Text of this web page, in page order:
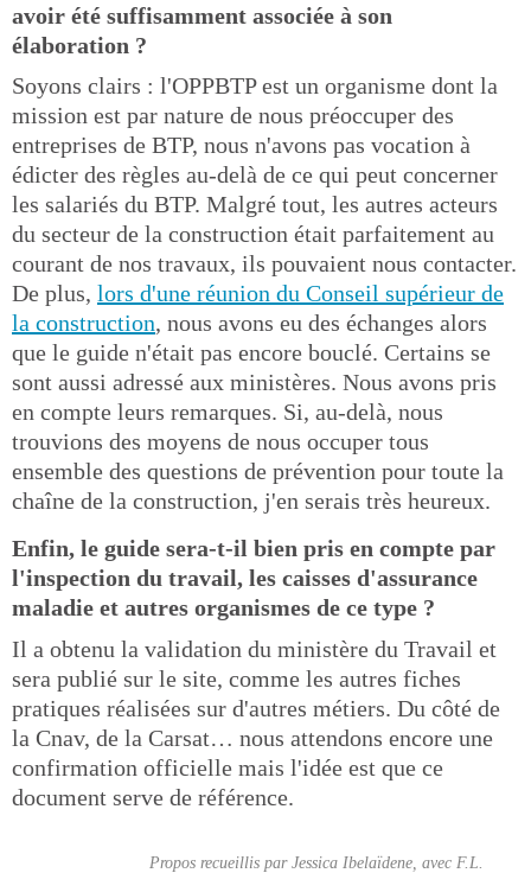
avoir été suffisamment associée à son
élaboration ?
Soyons clairs : l'OPPBTP est un organisme dont la
mission est par nature de nous préoccuper des
entreprises de BTP, nous n'avons pas vocation à
édicter des règles au-delà de ce qui peut concerner
les salariés du BTP. Malgré tout, les autres acteurs
du secteur de la construction était parfaitement au
courant de nos travaux, ils pouvaient nous contacter.
De plus, lors d'une réunion du Conseil supérieur de
la construction, nous avons eu des échanges alors
que le guide n'était pas encore bouclé. Certains se
sont aussi adressé aux ministères. Nous avons pris
en compte leurs remarques. Si, au-delà, nous
trouvions des moyens de nous occuper tous
ensemble des questions de prévention pour toute la
chaîne de la construction, j'en serais très heureux.
Enfin, le guide sera-t-il bien pris en compte par
l'inspection du travail, les caisses d'assurance
maladie et autres organismes de ce type ?
Il a obtenu la validation du ministère du Travail et
sera publié sur le site, comme les autres fiches
pratiques réalisées sur d'autres métiers. Du côté de
la Cnav, de la Carsat… nous attendons encore une
confirmation officielle mais l'idée est que ce
document serve de référence.
Propos recueillis par Jessica Ibelaïdene, avec F.L.